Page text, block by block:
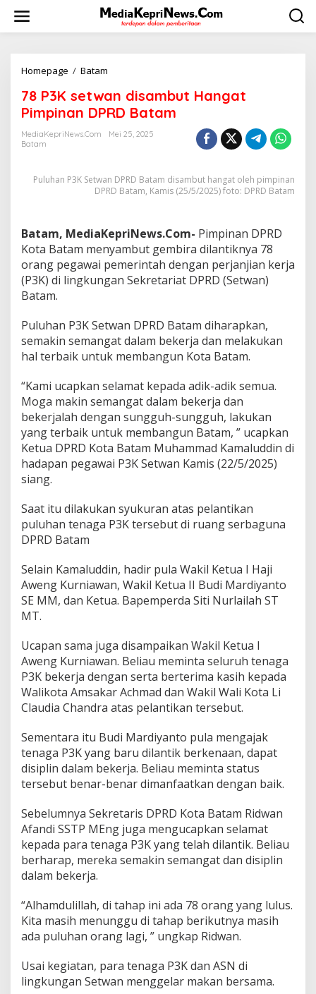
w
Homepage / Batam
P
3
K
s
a
n
s
a
m
u
a
n
g
a
P
i
m
i
n
a
R
D
t
m
78 P3K setwan disambut Hangat
Pimpinan DPRD Batam
MediaKepriNews.com
Mei 25, 2025
Batam
Puluhan P3K Setwan DPRD Batam disambut hangat oleh pimpinan
DPRD Batam, Kamis (25/5/2025) foto: DPRD Batam
Batam, MediaKepriNews.Com- Pimpinan DPRD
Kota Batam menyambut gembira dilantiknya 78
orang pegawai pemerintah dengan perjanjian kerja
(P3K) di lingkungan Sekretariat DPRD (Setwan)
Batam.
Puluhan P3K Setwan DPRD Batam diharapkan,
semakin semangat dalam bekerja dan melakukan
hal terbaik untuk membangun Kota Batam.
“Kami ucapkan selamat kepada adik-adik semua.
Moga makin semangat dalam bekerja dan
bekerjalah dengan sungguh-sungguh, lakukan
yang terbaik untuk membangun Batam, ” ucapkan
Ketua DPRD Kota Batam Muhammad Kamaluddin di
hadapan pegawai P3K Setwan Kamis (22/5/2025)
siang.
Saat itu dilakukan syukuran atas pelantikan
puluhan tenaga P3K tersebut di ruang serbaguna
DPRD Batam
Selain Kamaluddin, hadir pula Wakil Ketua I Haji
Aweng Kurniawan, Wakil Ketua II Budi Mardiyanto
SE MM, dan Ketua. Bapemperda Siti Nurlailah ST
MT.
Ucapan sama juga disampaikan Wakil Ketua I
Aweng Kurniawan. Beliau meminta seluruh tenaga
P3K bekerja dengan serta berterima kasih kepada
Walikota Amsakar Achmad dan Wakil Wali Kota Li
Claudia Chandra atas pelantikan tersebut.
Sementara itu Budi Mardiyanto pula mengajak
tenaga P3K yang baru dilantik berkenaan, dapat
disiplin dalam bekerja. Beliau meminta status
tersebut benar-benar dimanfaatkan dengan baik.
Sebelumnya Sekretaris DPRD Kota Batam Ridwan
Afandi SSTP MEng juga mengucapkan selamat
kepada para tenaga P3K yang telah dilantik. Beliau
berharap, mereka semakin semangat dan disiplin
dalam bekerja.
“Alhamdulillah, di tahap ini ada 78 orang yang lulus.
Kita masih menunggu di tahap berikutnya masih
ada puluhan orang lagi, ” ungkap Ridwan.
Usai kegiatan, para tenaga P3K dan ASN di
lingkungan Setwan menggelar makan bersama.